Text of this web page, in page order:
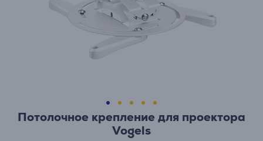
Потолочное крепление для проектора
Vogels